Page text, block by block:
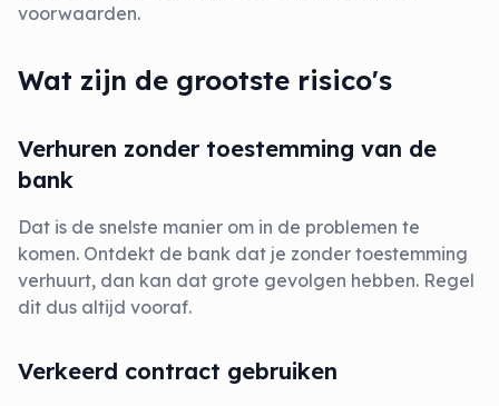
voorwaarden.
Wat zijn de grootste risico's
Verhuren zonder toestemming van de
bank
Dat is de snelste manier om in de problemen te
komen. Ontdekt de bank dat je zonder toestemming
verhuurt, dan kan dat grote gevolgen hebben. Regel
dit dus altijd vooraf.
Verkeerd contract gebruiken